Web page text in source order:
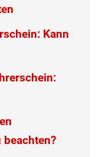
Kann
beachten?